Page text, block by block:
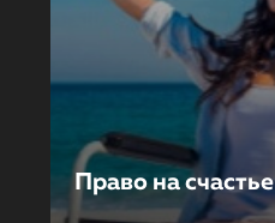
Право на счастье